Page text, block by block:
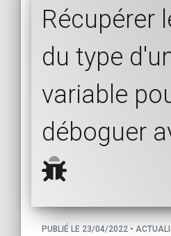
Récupérer
du type
variable
déboguer
PUBLIÉ LE 23/04/2022 •